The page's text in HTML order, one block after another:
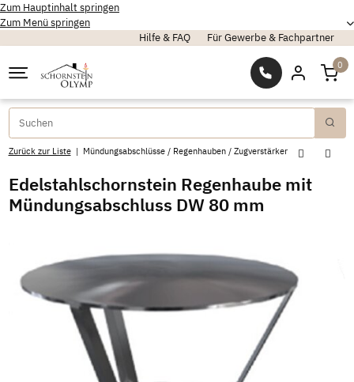
Zum Hauptinhalt springen
Zum Menü springen
Hilfe & FAQ Für Gewerbe & Fachpartner
0
Zurück zur Liste Mündungsabschlüsse / Regenhauben / Zugverstärker
Edelstahlschornstein Regenhaube mit
Mündungsabschluss DW 80 mm